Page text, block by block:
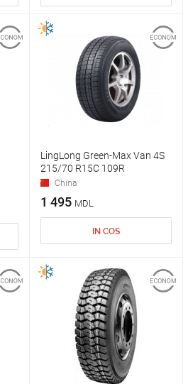
LingLong Green-Max Van 4S
215/70 R15C 109R
China
1 495 MDL
IN COS